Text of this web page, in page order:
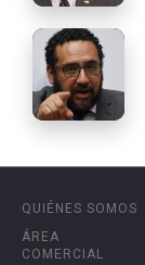
QUIÉNES SOMOS
ÁREA
COMERCIAL